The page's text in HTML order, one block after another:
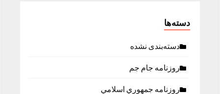
دسته‌ها
دسته‌بندی نشده
روزنامه جام جم
روزنامه جمهوري اسلامي